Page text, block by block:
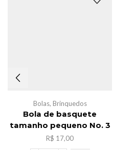
Bolas, Brinquedos
Bola de basquete
tamanho pequeno No. 3
R$ 17,00